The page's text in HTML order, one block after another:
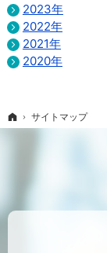
2023年
2022年
2021年
2020年
ホーム
サイトマップ